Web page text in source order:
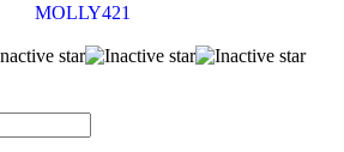
MOLLY421